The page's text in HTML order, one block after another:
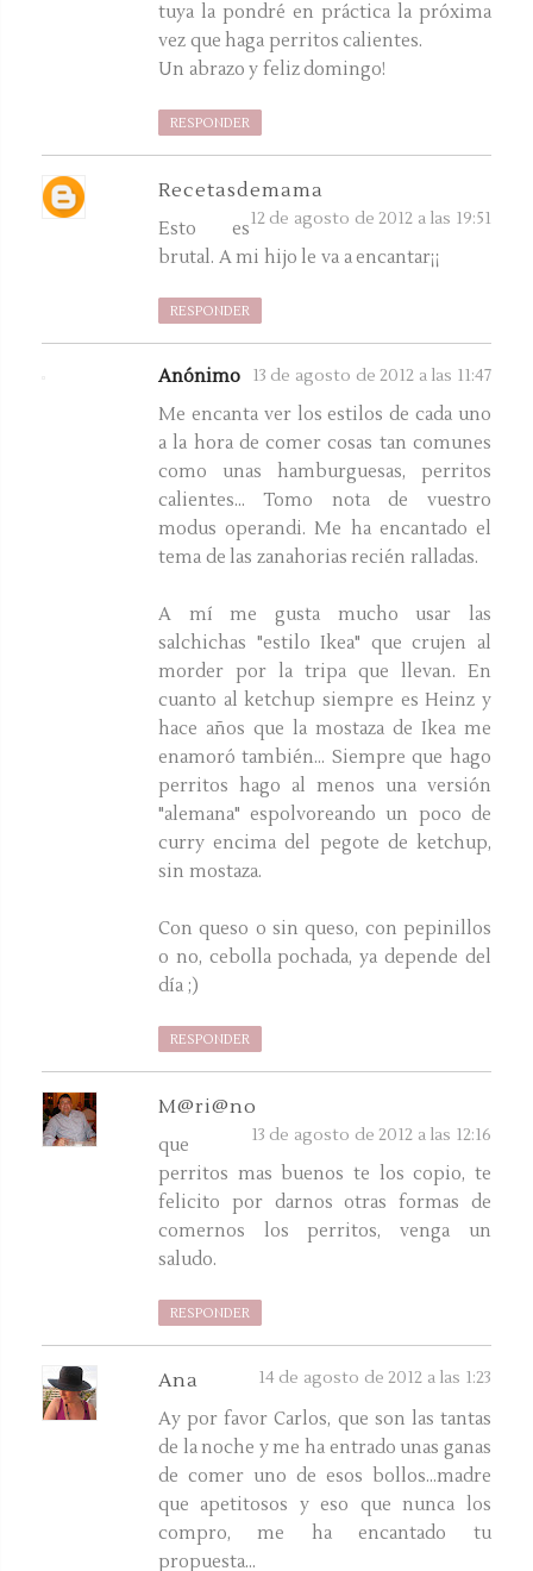
tuya la pondré en práctica la próxima
vez que haga perritos calientes.
Un abrazo y feliz domingo!
RESPONDER
Recetasdemama
12 de agosto de 2012 a las 19:51
Esto es
brutal. A mi hijo le va a encantar¡¡
RESPONDER
Anónimo 13 de agosto de 2012 a las 11:47
Me encanta ver los estilos de cada uno
a la hora de comer cosas tan comunes
como unas hamburguesas, perritos
calientes... Tomo nota de vuestro
modus operandi. Me ha encantado el
tema de las zanahorias recién ralladas.
A mí me gusta mucho usar las
salchichas "estilo Ikea" que crujen al
morder por la tripa que llevan. En
cuanto al ketchup siempre es Heinz y
hace años que la mostaza de Ikea me
enamoró también... Siempre que hago
perritos hago al menos una versión
"alemana" espolvoreando un poco de
curry encima del pegote de ketchup,
sin mostaza.
Con queso o sin queso, con pepinillos
o no, cebolla pochada, ya depende del
día ;)
RESPONDER
M@ri@no
13 de agosto de 2012 a las 12:16
que
perritos mas buenos te los copio, te
felicito por darnos otras formas de
comernos los perritos, venga un
saludo.
RESPONDER
Ana 14 de agosto de 2012 a las 1:23
Ay por favor Carlos, que son las tantas
de la noche y me ha entrado unas ganas
de comer uno de esos bollos...madre
que apetitosos y eso que nunca los
compro, me ha encantado tu
propuesta...